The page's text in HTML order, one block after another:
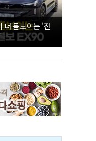
더 돋보이는 '전